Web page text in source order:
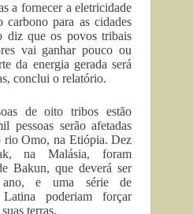
a fornecer a eletricidade
carbono para as cidades
diz que os povos tribais
vai ganhar pouco ou
da energia gerada será
conclui o relatório.
de oito tribos estão
pessoas serão afetadas
Omo, na Etiópia. Dez
na Malásia, foram
Bakun, que deverá ser
ano, e uma série de
poderiam forçar
terras.